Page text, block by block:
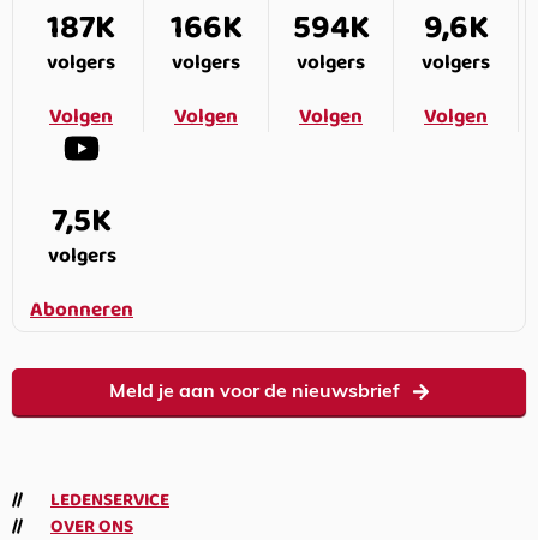
187K
volgers
Volgen
166K
volgers
Volgen
594K
volgers
Volgen
9,6K
volgers
Volgen
7,5K
volgers
Abonneren
Meld je aan voor de nieuwsbrief
LEDENSERVICE
OVER ONS